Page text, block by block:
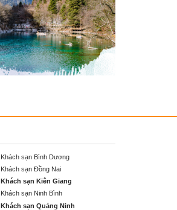
Khách sạn Bình Dương
Khách sạn Đồng Nai
Khách sạn Kiên Giang
Khách sạn Ninh Bình
Khách sạn Quảng Ninh